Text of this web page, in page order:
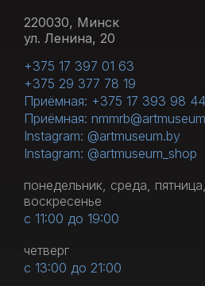
220030, Минск
ул. Ленина, 20
+375 17 397 01 63
+375 29 377 78 19
Приёмная: +375 17 393 98 44
Приёмная:
Instagram: @artmuseum.by
Instagram: @artmuseum_shop
понедельник, среда,
воскресенье
с 11:00 до 19:00
четверг
с 13:00 до 21:00